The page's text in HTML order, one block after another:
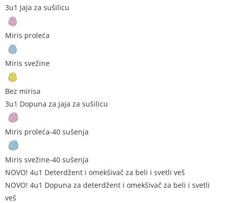
3u1 Jaja za sušilicu
Miris proleća
Miris svežine
Bez mirisa
3u1 Dopuna za jaja za sušilicu
Miris proleća-40 sušenja
Miris svežine-40 sušenja
NOVO! 4u1 Deterdžent i omekšivač za beli i svetli veš
NOVO! 4u1 Dopuna za deterdžent i omekšivač za beli i svetli
veš